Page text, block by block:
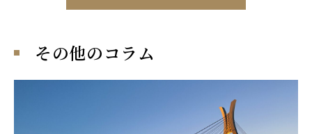
その他のコラム